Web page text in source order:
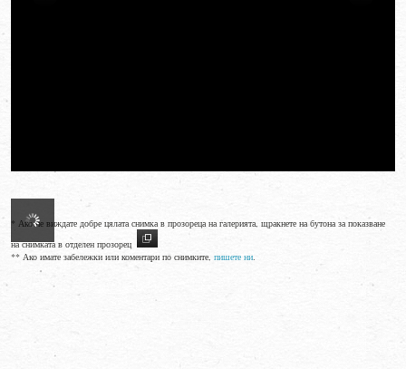
* Ако не виждате добре цялата снимка в прозореца на галерията, щракнете на бутона за показване
на снимката в отделен прозорец
** Ако имате забележки или коментари по снимките, пишете ни.